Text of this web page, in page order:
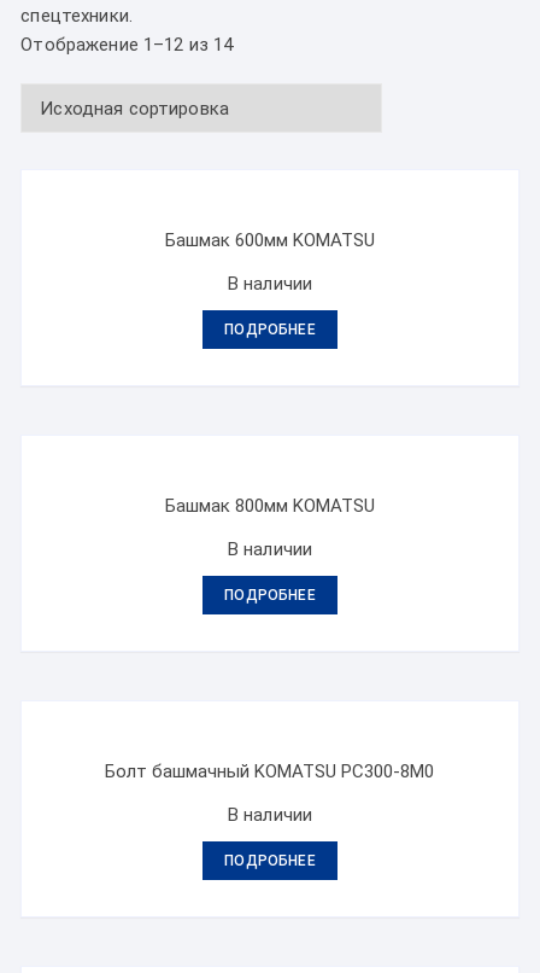
спецтехники.
Отображение 1–12 из 14
Башмак 600мм KOMATSU
В наличии
ПОДРОБНЕЕ
Башмак 800мм KOMATSU
В наличии
ПОДРОБНЕЕ
Болт башмачный KOMATSU PC300-8M0
В наличии
ПОДРОБНЕЕ